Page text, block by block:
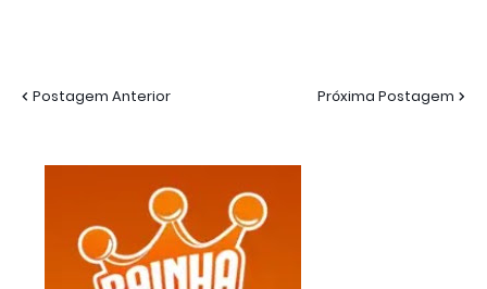
Postagem Anterior Próxima Postagem